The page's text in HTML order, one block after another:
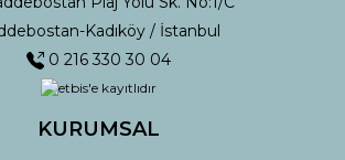
Gönder
Kadıköy / İstanbul
0 216 330 30 04
KURUMSAL